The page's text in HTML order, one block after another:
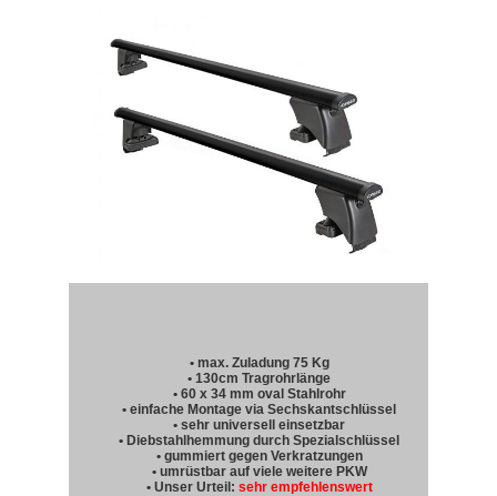
• max. Zuladung 75 Kg
• 130cm Tragrohrlänge
• 60 x 34 mm oval Stahlrohr
• einfache Montage via Sechskantschlüssel
• sehr universell einsetzbar
• Diebstahlhemmung durch Spezialschlüssel
• gummiert gegen Verkratzungen
• umrüstbar auf viele weitere PKW
• Unser Urteil: sehr empfehlenswert